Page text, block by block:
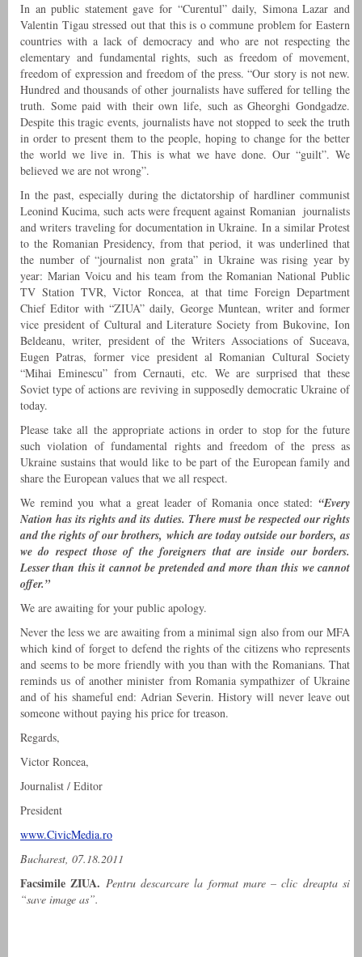
In an public statement gave for “Curentul” daily, Simona Lazar and
Valentin Tigau stressed out that this is o commune problem for Eastern
countries with a lack of democracy and who are not respecting the
elementary and fundamental rights, such as freedom of movement,
freedom of expression and freedom of the press. “Our story is not new.
Hundred and thousands of other journalists have suffered for telling the
truth. Some paid with their own life, such as Gheorghi Gondgadze.
Despite this tragic events, journalists have not stopped to seek the truth
in order to present them to the people, hoping to change for the better
the world we live in. This is what we have done. Our “guilt”. We
believed we are not wrong”.
In the past, especially during the dictatorship of hardliner communist
Leonind Kucima, such acts were frequent against Romanian journalists
and writers traveling for documentation in Ukraine. In a similar Protest
to the Romanian Presidency, from that period, it was underlined that
the number of “journalist non grata” in Ukraine was rising year by
year: Marian Voicu and his team from the Romanian National Public
TV Station TVR, Victor Roncea, at that time Foreign Department
Chief Editor with “ZIUA” daily, George Muntean, writer and former
vice president of Cultural and Literature Society from Bukovine, Ion
Beldeanu, writer, president of the Writers Associations of Suceava,
Eugen Patras, former vice president al Romanian Cultural Society
“Mihai Eminescu” from Cernauti, etc. We are surprised that these
Soviet type of actions are reviving in supposedly democratic Ukraine of
today.
Please take all the appropriate actions in order to stop for the future
such violation of fundamental rights and freedom of the press as
Ukraine sustains that would like to be part of the European family and
share the European values that we all respect.
We remind you what a great leader of Romania once stated: “Every
Nation has its rights and its duties. There must be respected our rights
and the rights of our brothers, which are today outside our borders, as
we do respect those of the foreigners that are inside our borders.
Lesser than this it cannot be pretended and more than this we cannot
offer.”
We are awaiting for your public apology.
Never the less we are awaiting from a minimal sign also from our MFA
which kind of forget to defend the rights of the citizens who represents
and seems to be more friendly with you than with the Romanians. That
reminds us of another minister from Romania sympathizer of Ukraine
and of his shameful end: Adrian Severin. History will never leave out
someone without paying his price for treason.
Regards,
Victor Roncea,
Journalist / Editor
President
www.CivicMedia.ro
Bucharest, 07.18.2011
Facsimile ZIUA. Pentru descarcare la format mare – clic dreapta si
“save image as”.